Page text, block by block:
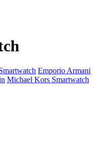
Emporio Armani
Michael Kors Smartwatch